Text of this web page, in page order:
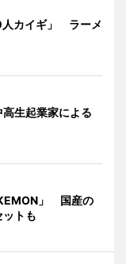
人カイギ」 ラーメ
生起業家による
」 国産の
トも